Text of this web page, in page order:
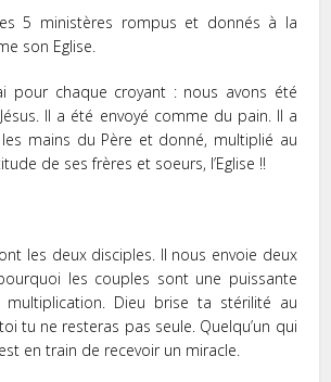
5 ministères rompus et donnés à la
son Eglise.
pour chaque croyant : nous avons été
Il a été envoyé comme du pain. Il a
mains du Père et donné, multiplié au
de ses frères et soeurs, l’Eglise !!
les deux disciples. Il nous envoie deux
les couples sont une puissante
Dieu brise ta stérilité au
tu ne resteras pas seule. Quelqu’un qui
en train de recevoir un miracle.